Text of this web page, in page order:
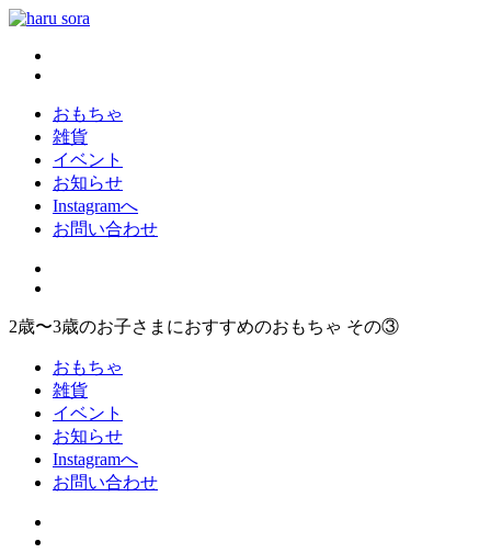
コ
haru sora
新しいharusoraもよろしくおねがいします
おもちゃ
雑貨
イベント
お知らせ
Instagramへ
お問い合わせ
2歳〜3歳のお子さまにおすすめのおもちゃ その③
おもちゃ
雑貨
イベント
お知らせ
Instagramへ
お問い合わせ